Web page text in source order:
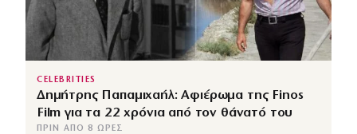
CELEBRITIES
Δημήτρης Παπαμιχαήλ: Αφιέρωμα της Finos
Film για τα 22 χρόνια από τον θάνατό του
ΠΡΙΝ ΑΠΌ 8 ΏΡΕΣ